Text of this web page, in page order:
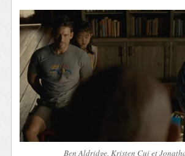
Ben Aldridge, Kristen Cui et